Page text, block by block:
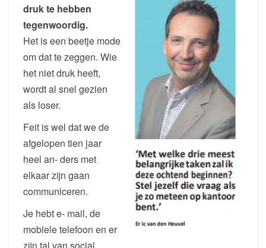
druk te hebben
tegenwoordig.
Het is een beetje mode
om dat te zeggen. Wie
het niet druk heeft,
wordt al snel gezien
als loser.
Feit is wel dat we de
afgelopen tien jaar
heel an- ders met
elkaar zijn gaan
communiceren.
Je hebt e- mail, de
mobiele telefoon en er